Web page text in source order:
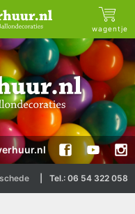
wagentje
Tel.: 06 54 322 058